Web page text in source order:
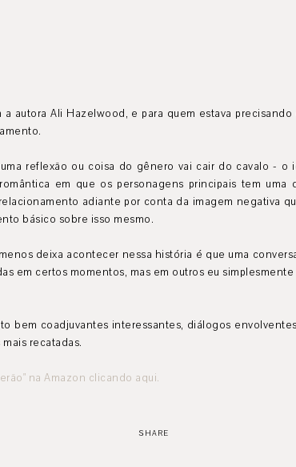
autora Ali Hazelwood, e para quem estava
reflexão ou coisa do gênero vai cair do cavalo - o
em que os personagens principais tem
adiante por conta da imagem negativa
básico sobre isso mesmo.
deixa acontecer nessa história é que uma
em certos momentos, mas em outros eu
bem coadjuvantes interessantes, diálogos
recatadas.
na Amazon clicando aqui.
SHARE